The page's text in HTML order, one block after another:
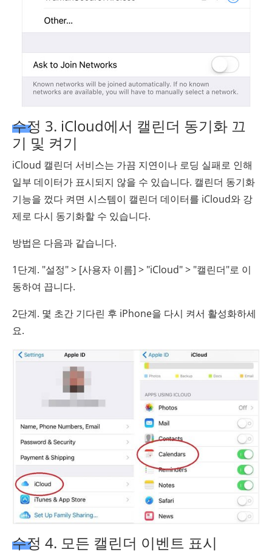
수정 3. iCloud에서 캘린더 동기화 끄
기 및 켜기
iCloud 캘린더 서비스는 가끔 지연이나 로딩 실패로 인해
일부 데이터가 표시되지 않을 수 있습니다. 캘린더 동기화
기능을 껐다 켜면 시스템이 캘린더 데이터를 iCloud와 강
제로 다시 동기화할 수 있습니다.
방법은 다음과 같습니다.
1단계. "설정" > [사용자 이름] > "iCloud" > "캘린더"로 이
동하여 끕니다.
2단계. 몇 초간 기다린 후 iPhone을 다시 켜서 활성화하세
요.
수정 4. 모든 캘린더 이벤트 표시